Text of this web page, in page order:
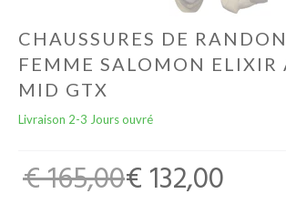
CHAUSSURES DE
FEMME SALOMON ELIXIR
MID GTX
Livraison 2-3 Jours ouvré
€ 165,00€ 132,00